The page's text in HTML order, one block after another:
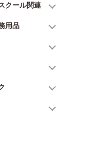
クール関連
用品